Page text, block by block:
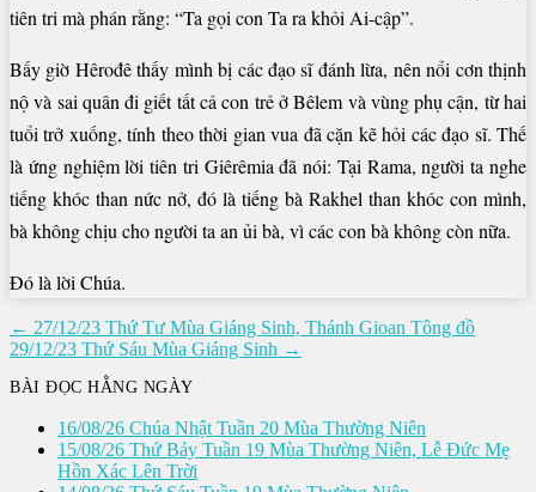
tiên tri mà phán rằng: “Ta gọi con Ta ra khỏi Ai-cập”.
Bấy giờ Hêrođê thấy mình bị các đạo sĩ đánh lừa, nên nổi cơn thịnh
nộ và sai quân đi giết tất cả con trẻ ở Bêlem và vùng phụ cận, từ hai
tuổi trở xuống, tính theo thời gian vua đã cặn kẽ hỏi các đạo sĩ. Thế
là ứng nghiệm lời tiên tri Giêrêmia đã nói: Tại Rama, người ta nghe
tiếng khóc than nức nở, đó là tiếng bà Rakhel than khóc con mình,
bà không chịu cho người ta an ủi bà, vì các con bà không còn nữa.
Đó là lời Chúa.
Điều
hướng
bài
← 27/12/23 Thứ Tư Mùa Giáng Sinh, Thánh Gioan Tông đồ
29/12/23 Thứ Sáu Mùa Giáng Sinh →
BÀI ĐỌC HẰNG NGÀY
16/08/26 Chúa Nhật Tuần 20 Mùa Thường Niên
15/08/26 Thứ Bảy Tuần 19 Mùa Thường Niên, Lễ Ðức Mẹ
Hồn Xác Lên Trời